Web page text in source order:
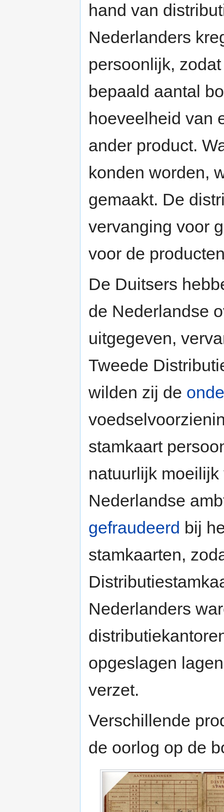
hand van
Nederlanders
persoonlijk,
bepaald aantal
hoeveelheid van
ander product.
konden worden,
gemaakt. De
vervanging voor
voor de
De Duitsers
de Nederlandse
uitgegeven,
Tweede
wilden zij de
stamkaart
natuurlijk
Nederlandse
gefraudeerd bij
stamkaarten,
Nederlanders
opgeslagen
verzet.
Verschillende
de oorlog op de